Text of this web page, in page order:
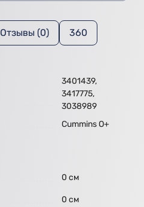
Отзывы (0) 360
3401439,
3417775,
3038989
Cummins O+
0 см
0 см